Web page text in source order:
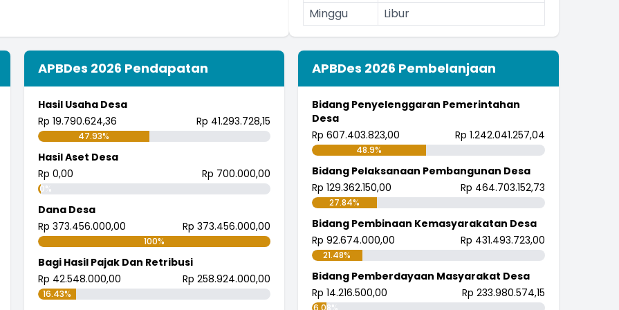
Minggu Libur
APBDes 2026 Pendapatan
Hasil Usaha Desa
Rp 19.790.624,36
Rp 41.293.728,15
47.93%
Hasil Aset Desa
Rp 0,00
Rp 700.000,00
0%
Dana Desa
Rp 373.456.000,00
Rp 373.456.000,00
100%
Bagi Hasil Pajak Dan Retribusi
Rp 42.548.000,00
Rp 258.924.000,00
16.43%
APBDes 2026 Pembelanjaan
Bidang Penyelenggaran Pemerintahan
Desa
Rp 607.403.823,00
Rp 1.242.041.257,04
48.9%
Bidang Pelaksanaan Pembangunan Desa
Rp 129.362.150,00
Rp 464.703.152,73
27.84%
Bidang Pembinaan Kemasyarakatan Desa
Rp 92.674.000,00
Rp 431.493.723,00
21.48%
Bidang Pemberdayaan Masyarakat Desa
Rp 14.216.500,00
Rp 233.980.574,15
6.08%